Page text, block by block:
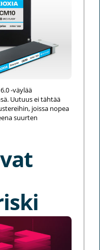
-väylää
Uutuus ei tähtää
joissa nopea
suurten